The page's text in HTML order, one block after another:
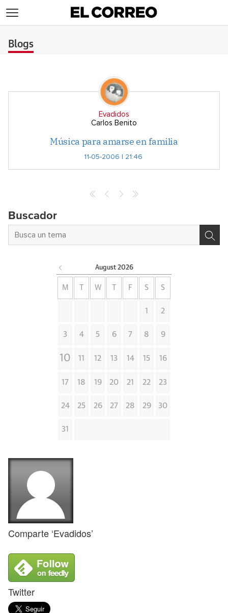
Blogs
Evadidos
Carlos Benito
Música para amarse en familia
11-05-2006 | 21:46
Buscador
August 2026
M W F S S
1 2
3 4 5 6 7 8 9
10 11 12 13 14 15 16
17 18 19 20 21 22 23
24 25 26 27 28 29 30
31
Comparte ‘Evadidos’
Twitter